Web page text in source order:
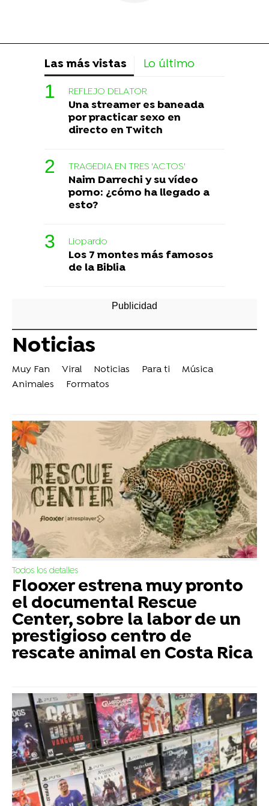
Las más vistas Lo último
REFLEJO DELATOR
Una streamer es baneada
por practicar sexo en
directo en Twitch
TRAGEDIA EN TRES 'ACTOS'
Naim Darrechi y su vídeo
porno: ¿cómo ha llegado a
esto?
Liopardo
Los 7 montes más famosos
de la Biblia
Noticias
Muy Fan Viral Noticias Para ti
Música
Animales
Formatos
Todos los detalles
Flooxer estrena muy pronto
el documental Rescue
Center, sobre la labor de un
prestigioso centro de
rescate animal en Costa Rica